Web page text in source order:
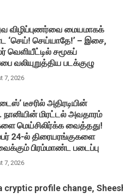
விழிப்புணர்வை மையமாகக்
செய்யாதே!’ – இசை,
வெளியீட்டில் சமூகப்
வலியுறுத்திய படக்குழு
7, 2026
டீசரில் அதிரடியின்
நானியின் மிரட்டல் அவதாரம்
மெய்சிலிர்க்க வைத்தது!
24-ல் திரையரங்குகளை
பிரம்மாண்ட படைப்பு
7, 2026
cryptic profile change,